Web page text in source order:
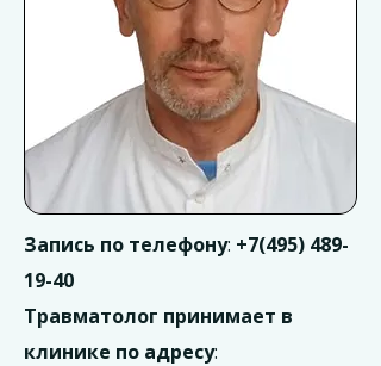
Запись по телефону: +7(495) 489-
19-40
Травматолог принимает в
клинике по адресу: